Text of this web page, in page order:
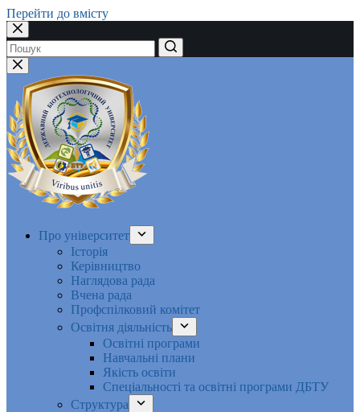
Перейти до вмісту
Немає
результатів
Про університет
Історія
Керівництво
Наглядова рада
Вчена рада
Профспілковий комітет
Освітня діяльність
Освітні програми
Навчальні плани
Якість освіти
Спеціальності та освітні програми ДБТУ
Структура